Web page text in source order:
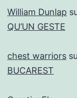
William Dunlap
QU’UN GESTE
chest warriors
BUCAREST